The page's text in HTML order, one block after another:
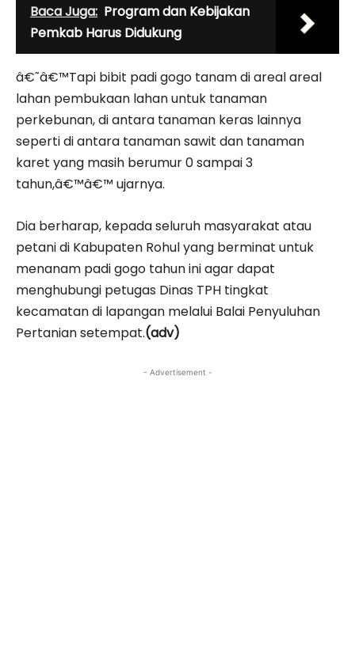
Baca Juga: Program dan Kebijakan
Pemkab Harus Didukung
â€˜â€™Tapi bibit padi gogo tanam di areal areal
lahan pembukaan lahan untuk tanaman
perkebunan, di antara tanaman keras lainnya
seperti di antara tanaman sawit dan tanaman
karet yang masih berumur 0 sampai 3
tahun,â€™â€™ ujarnya.
Dia berharap, kepada seluruh masyarakat atau
petani di Kabupaten Rohul yang berminat untuk
menanam padi gogo tahun ini agar dapat
menghubungi petugas Dinas TPH tingkat
kecamatan di lapangan melalui Balai Penyuluhan
Pertanian setempat.(adv)
- Advertisement -